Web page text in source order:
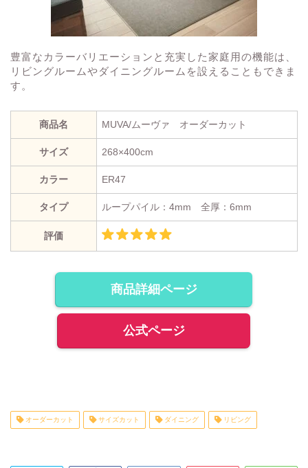
豊富なカラーバリエーションと充実した家庭用の機能は、
リビングルームやダイニングルームを設えることもできま
す。
商品名 MUVA/ムーヴァ オーダーカット
サイズ 268×400cm
カラー ER47
タイプ ループパイル：4mm 全厚：6mm
評価
商品詳細ページ
公式ページ
オーダーカット サイズカット ダイニング リビング